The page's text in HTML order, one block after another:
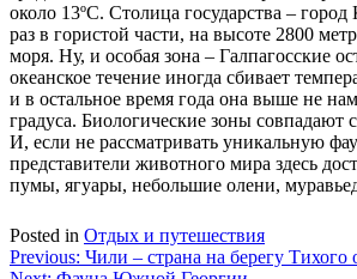
около 13ºС. Столица государства – город
раз в гористой части, на высоте 2800
моря. Ну, и особая зона – Галпагосские
океанское течение иногда сбивает
и в остальное время года она выше не
градуса. Биологические зоны совпадают
И, если не рассматривать уникальную
представители животного мира здесь
пумы, ягуары, небольшие олени,
Posted in Отдых и путешествия
Навигация
Previous: Чили – страна на берегу Тихого